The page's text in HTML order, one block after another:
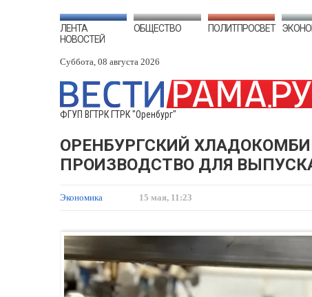
ЛЕНТА
НОВОСТЕЙ
ОБЩЕСТВО ПОЛИТПРОСВЕТ
Суббота, 08 августа 2026
ФГУП ВГТРК ГТРК "Оренбург"
ОРЕНБУРГСКИЙ
ПРОИЗВОДСТВО ДЛЯ
Экономика 15 мая, 11:23